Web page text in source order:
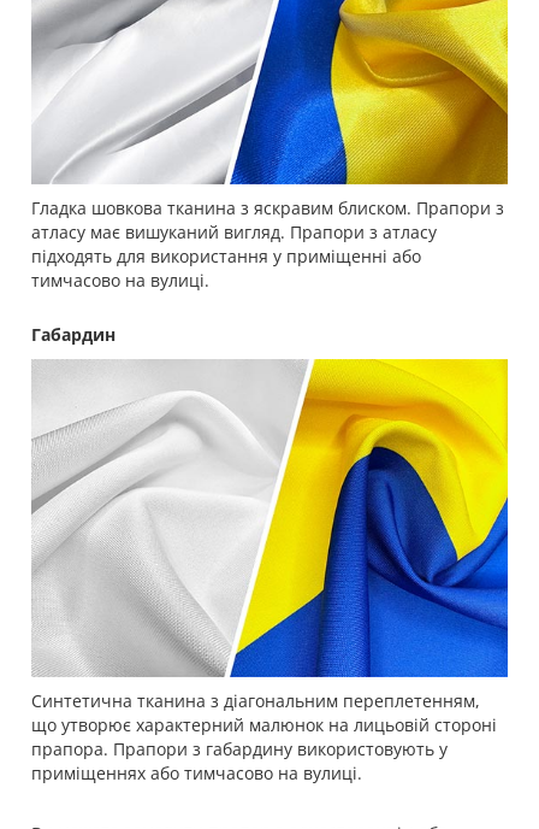
Гладка шовкова тканина з яскравим блиском. Прапори з
атласу має вишуканий вигляд. Прапори з атласу
підходять для використання у приміщенні або
тимчасово на вулиці.
Габардин
Синтетична тканина з діагональним переплетенням,
що утворює характерний малюнок на лицьовій стороні
прапора. Прапори з габардину використовують у
приміщеннях або тимчасово на вулиці.